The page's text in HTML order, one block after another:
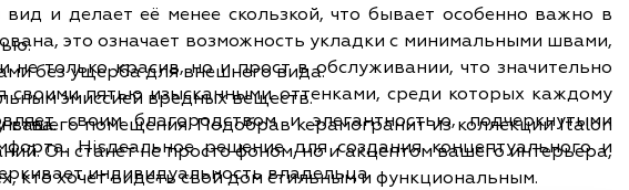
и делает её менее скользкой, что бывает особенно важно в
это означает возможность укладки с минимальными швами,
только красив, но и прост в обслуживании, что значительно
своим благородством и элегантностью, подчеркнутыми
Hisдеальное решение для создания концептуального и
индивидуальность владельца.
без ущерба для внешнего вида.
эмиссией вредных веществ.
помещения. Подобрав керамогранит из коллекции Italon
Он станет не просто фоном, но и акцентом вашего интерьера,
хочет видеть свой дом стильным и функциональным.